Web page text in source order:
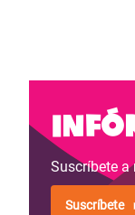
Suscríbete
Suscríbete